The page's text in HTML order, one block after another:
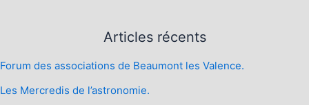
Articles récents
Forum des associations de Beaumont les Valence.
Les Mercredis de l’astronomie.